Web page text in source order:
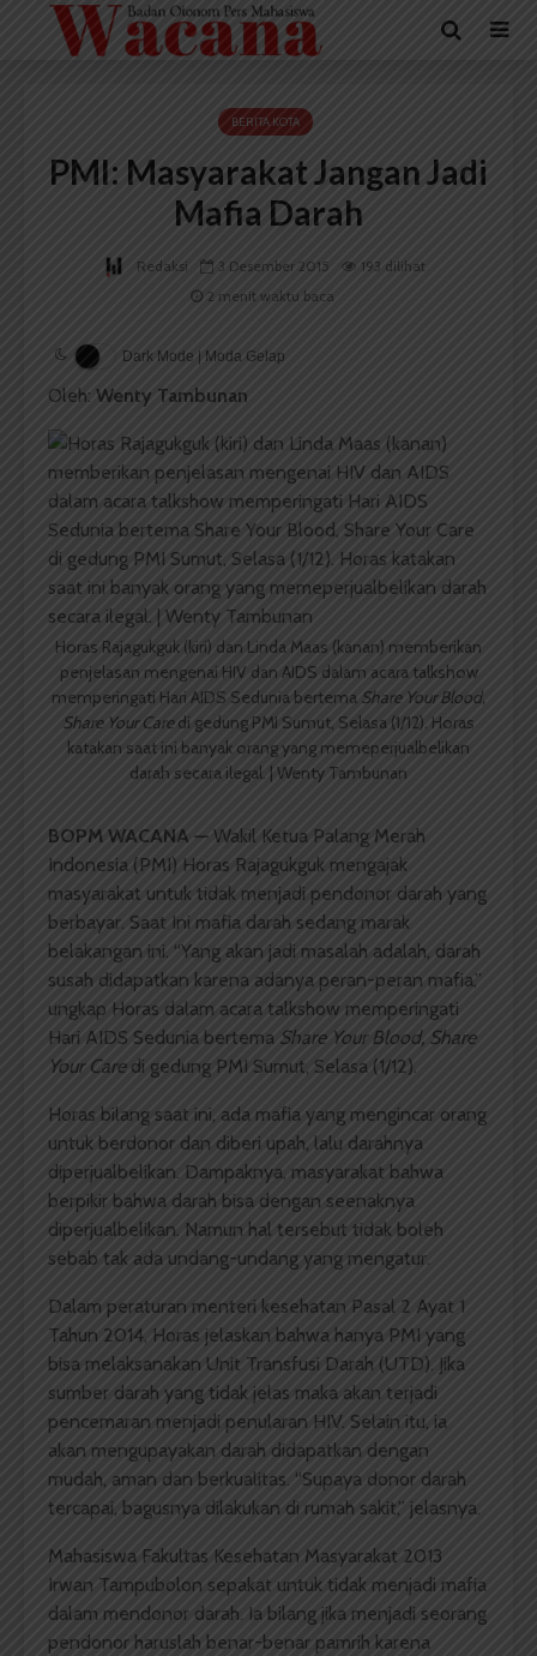
BERITA KOTA
PMI: Masyarakat Jangan Jadi
Mafia Darah
Redaksi 3 Desember 2015
193 dilihat
2 menit waktu baca
Dark Mode | Moda Gelap
Oleh: Wenty Tambunan
Horas Rajagukguk (kiri) dan Linda Maas (kanan) memberikan
penjelasan mengenai HIV dan AIDS dalam acara talkshow
memperingati Hari AIDS Sedunia bertema Share Your Blood,
Share Your Caredi gedung PMI Sumut, Selasa (1/12). Horas
katakan saat ini banyak orang yang memeperjualbelikan
darah secara ilegal. | Wenty Tambunan
BOPM WACANA — Wakil Ketua Palang Merah
Indonesia (PMI) Horas Rajagukguk mengajak
masyarakat untuk tidak menjadi pendonor darah yang
berbayar. Saat Ini mafia darah sedang marak
belakangan ini. “Yang akan jadi masalah adalah, darah
susah didapatkan karena adanya peran-peran mafia,”
ungkap Horas dalam acara talkshow memperingati
Hari AIDS Sedunia bertema Share Your Blood, Share
Your Caredi gedung PMI Sumut, Selasa (1/12).
Horas bilang saat ini, ada mafia yang mengincar orang
untuk berdonor dan diberi upah, lalu darahnya
diperjualbelikan. Dampaknya, masyarakat bahwa
berpikir bahwa darah bisa dengan seenaknya
diperjualbelikan. Namun hal tersebut tidak boleh
sebab tak ada undang-undang yang mengatur.
Dalam peraturan menteri kesehatan Pasal 2 Ayat 1
Tahun 2014, Horas jelaskan bahwa hanya PMI yang
bisa melaksanakan Unit Transfusi Darah (UTD). Jika
sumber darah yang tidak jelas maka akan terjadi
pencemaran menjadi penularan HIV. Selain itu, ia
akan mengupayakan darah didapatkan dengan
mudah, aman dan berkualitas. “Supaya donor darah
tercapai, bagusnya dilakukan di rumah sakit,” jelasnya.
Mahasiswa Fakultas Kesehatan Masyarakat 2013
Irwan Tampubolon sepakat untuk tidak menjadi mafia
dalam mendonor darah. Ia bilang jika menjadi seorang
pendonor haruslah benar-benar pamrih karena